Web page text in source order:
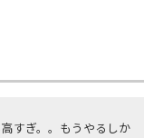
すぎ。。もうやるしか